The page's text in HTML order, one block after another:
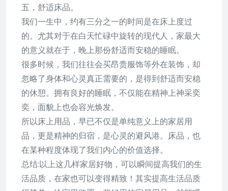
五，舒适床品。
我们一生中，约有三分之一的时间是在床上度过
的。尤其对于在白天忙碌中旋转的现代人，家最大
的意义就在于，晚上那份舒适而安稳的睡眠。
很多时候，我们往往会买昂贵服饰等外在装饰，却
忽略了身体和心灵真正需要的，是得到舒适而安稳
的休憩。拥有良好的睡眠，不仅能在精神上神采奕
奕，面貌上也会容光焕发。
所以床上用品，早已不仅是单纯意义上的家居用
品，更是精神的归宿，是心灵的避风港。床品，也
在某种程度体现了我们内心的价值选择。
总结:以上这几样家居好物，可以瞬间提高我们的生
活品质，在家也可以变得精致！其实提高生活品质